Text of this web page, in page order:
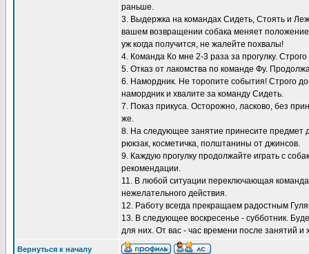
раньше.
3. Выдержка на командах Сидеть, Стоять и
вашем возвращении собака меняет
уж когда получится, не жалейте похвалы!
4. Команда Ко мне 2-3 раза за прогулку.
5. Отказ от лакомства по команде Фу.
6. Намордник. Не торопите события! Строго
намордник и хвалите за команду Сидеть.
7. Показ прикуса. Осторожно, ласково, без
же.
8. На следующее занятие принесите предмет
рюкзак, косметичка, полштанины от джинсов.
9. Каждую прогулку продолжайте играть с
рекомендации.
11. В любой ситуации переключающая
нежелательного действия.
12. Работу всегда прекращаем радостным
13. В следующее воскресенье - субботник.
для них. От вас - час времени после занятий
Вернуться к началу